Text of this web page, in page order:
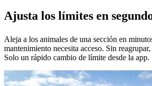
Ajusta los límites en
Aleja a los animales de una sección en
mantenimiento necesita acceso. Sin
Solo un rápido cambio de límite desde la app.